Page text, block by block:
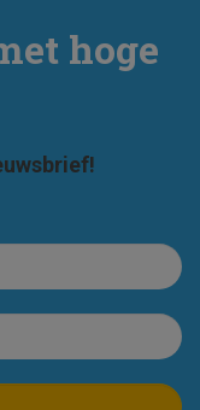
hoge